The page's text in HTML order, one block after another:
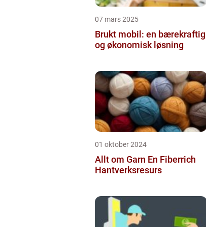
07 mars 2025
Brukt mobil: en bærekraftig
og økonomisk løsning
01 oktober 2024
Allt om Garn En Fiberrich
Hantverksresurs